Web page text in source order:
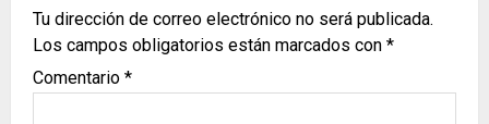
Tu dirección de correo electrónico no será publicada.
Los campos obligatorios están marcados con *
Comentario *